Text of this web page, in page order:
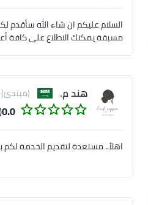
السلام عليكم ان شاء الله سأقدم
مسبقة يمكنك الاطلاع على كافة
هند م. (مبتدئ)
0.0
(0)
اهلاً.. مستعدة لتقديم الخدمة